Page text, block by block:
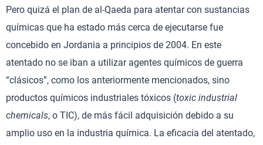
Pero quizá el plan de al-Qaeda para atentar con sustancias
químicas que ha estado más cerca de ejecutarse fue
concebido en Jordania a principios de 2004. En este
atentado no se iban a utilizar agentes químicos de guerra
“clásicos”, como los anteriormente mencionados, sino
productos químicos industriales tóxicos (toxic industrial
chemicals, o TIC), de más fácil adquisición debido a su
amplio uso en la industria química. La eficacia del atentado,